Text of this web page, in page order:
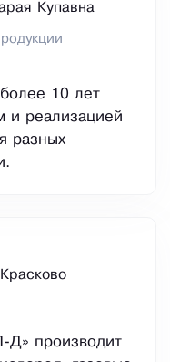
Купавна
10 лет
и реализацией
разных
производит